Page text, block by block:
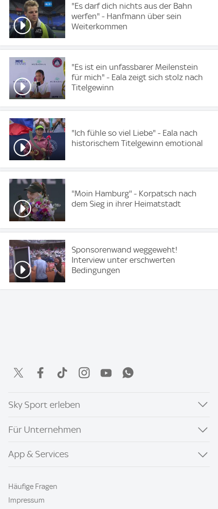
"Es darf dich nichts aus der Bahn
werfen" - Hanfmann über sein
Weiterkommen
"Es ist ein unfassbarer Meilenstein
für mich" - Eala zeigt sich stolz nach
Titelgewinn
"Ich fühle so viel Liebe" - Eala nach
historischem Titelgewinn emotional
''Moin Hamburg'' - Korpatsch nach
dem Sieg in ihrer Heimatstadt
Sponsorenwand weggeweht!
Interview unter erschwerten
Bedingungen
Sky Sport erleben
Für Unternehmen
App & Services
Häufige Fragen
Impressum